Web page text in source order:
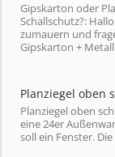
Gipskarton oder
Schallschutz?:
zumauern und
Gipskarton +
Planziegel oben
Planziegel oben
eine 24er
soll ein Fenster.